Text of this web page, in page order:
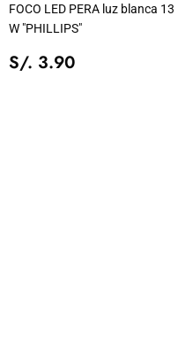
FOCO LED PERA luz blanca 13
W "PHILLIPS"
PRECIO
TIENDA
S/. 3.90